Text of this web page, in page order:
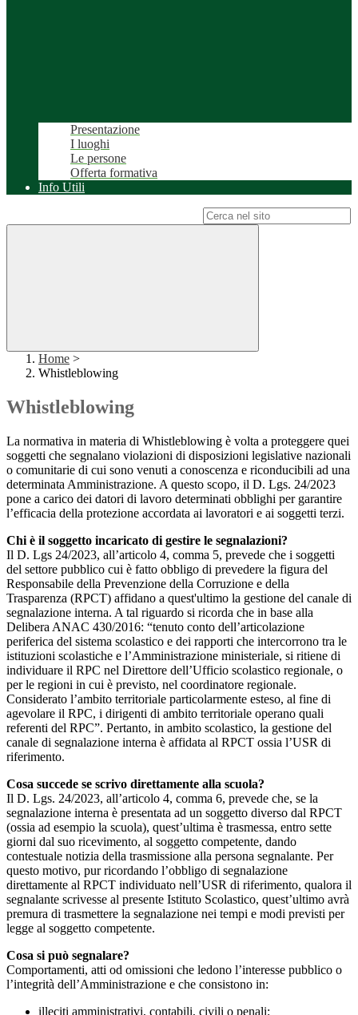
Presentazione
I luoghi
Le persone
Offerta formativa
Info Utili
Home >
Whistleblowing
Whistleblowing
La normativa in materia di Whistleblowing è volta a proteggere quei
soggetti che segnalano violazioni di disposizioni legislative nazionali
o comunitarie di cui sono venuti a conoscenza e riconducibili ad una
determinata Amministrazione. A questo scopo, il D. Lgs. 24/2023
pone a carico dei datori di lavoro determinati obblighi per garantire
l’efficacia della protezione accordata ai lavoratori e ai soggetti terzi.
Chi è il soggetto incaricato di gestire le segnalazioni?
Il D. Lgs 24/2023, all’articolo 4, comma 5, prevede che i soggetti
del settore pubblico cui è fatto obbligo di prevedere la figura del
Responsabile della Prevenzione della Corruzione e della
Trasparenza (RPCT) affidano a quest'ultimo la gestione del canale di
segnalazione interna. A tal riguardo si ricorda che in base alla
Delibera ANAC 430/2016: “tenuto conto dell’articolazione
periferica del sistema scolastico e dei rapporti che intercorrono tra le
istituzioni scolastiche e l’Amministrazione ministeriale, si ritiene di
individuare il RPC nel Direttore dell’Ufficio scolastico regionale, o
per le regioni in cui è previsto, nel coordinatore regionale.
Considerato l’ambito territoriale particolarmente esteso, al fine di
agevolare il RPC, i dirigenti di ambito territoriale operano quali
referenti del RPC”. Pertanto, in ambito scolastico, la gestione del
canale di segnalazione interna è affidata al RPCT ossia l’USR di
riferimento.
Cosa succede se scrivo direttamente alla scuola?
Il D. Lgs. 24/2023, all’articolo 4, comma 6, prevede che, se la
segnalazione interna è presentata ad un soggetto diverso dal RPCT
(ossia ad esempio la scuola), quest’ultima è trasmessa, entro sette
giorni dal suo ricevimento, al soggetto competente, dando
contestuale notizia della trasmissione alla persona segnalante. Per
questo motivo, pur ricordando l’obbligo di segnalazione
direttamente al RPCT individuato nell’USR di riferimento, qualora il
segnalante scrivesse al presente Istituto Scolastico, quest’ultimo avrà
premura di trasmettere la segnalazione nei tempi e modi previsti per
legge al soggetto competente.
Cosa si può segnalare?
Comportamenti, atti od omissioni che ledono l’interesse pubblico o
l’integrità dell’Amministrazione e che consistono in:
illeciti amministrativi, contabili, civili o penali;